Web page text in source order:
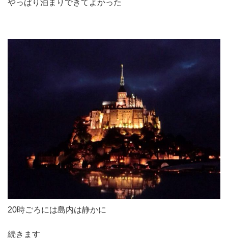
やっぱり泊まりできてよかった
20時ごろには島内は静かに
続きます